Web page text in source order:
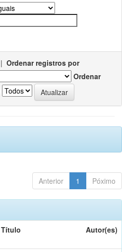
| Ordenar registros por
Ordenar
Anterior 1 Póximo
Título Autor(es)